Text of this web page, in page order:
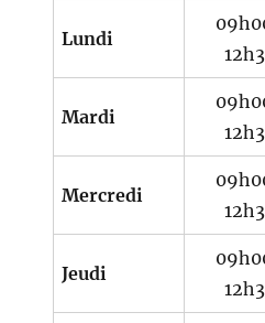
Lundi
Mardi
Mercredi
Jeudi